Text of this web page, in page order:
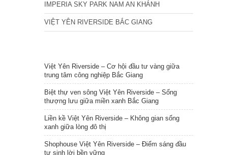
IMPERIA SKY PARK NAM AN KHÁNH
VIỆT YÊN RIVERSIDE BẮC GIANG
Việt Yên Riverside – Cơ hội đầu tư vàng giữa
trung tâm công nghiệp Bắc Giang
Biệt thự ven sông Việt Yên Riverside – Sống
thượng lưu giữa miền xanh Bắc Giang
Liền kề Việt Yên Riverside – Không gian sống
xanh giữa lòng đô thị
Shophouse Việt Yên Riverside – Điểm sáng đầu
tư sinh lời bền vững